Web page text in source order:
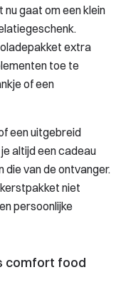
gaat om een klein
extra
toe te
of een
een uitgebreid
altijd een cadeau
die van de ontvanger.
niet
persoonlijke
comfort food